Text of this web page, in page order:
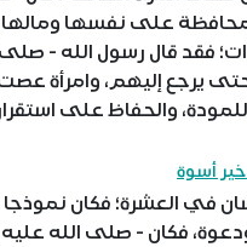
لِّلْغَيْبِ بِمَا حَفِظَ اللَّهُ} (النساء: 34)، أي
فقد قال رسول الله -
حتى يرجع إليهم، وامرأة
والحفاظ على
خير أسوة
في العشرة؛ فكان نموذجا
فكان - صلى الله